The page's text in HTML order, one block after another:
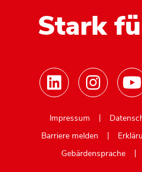
Stark
Impressum
Barriere melden
Gebärdensprache